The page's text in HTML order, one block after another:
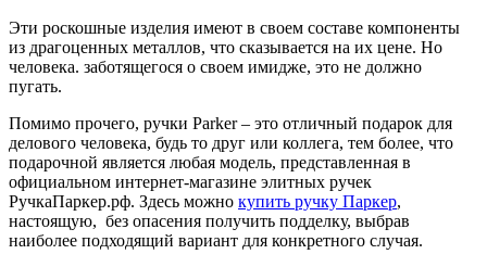
Эти роскошные изделия имеют в своем составе компоненты
из драгоценных металлов, что сказывается на их цене. Но
человека. заботящегося о своем имидже, это не должно
пугать.
Помимо прочего, ручки Parker – это отличный подарок для
делового человека, будь то друг или коллега, тем более, что
подарочной является любая модель, представленная в
официальном интернет-магазине элитных ручек
РучкаПаркер.рф. Здесь можно купить ручку Паркер,
настоящую, без опасения получить подделку, выбрав
наиболее подходящий вариант для конкретного случая.